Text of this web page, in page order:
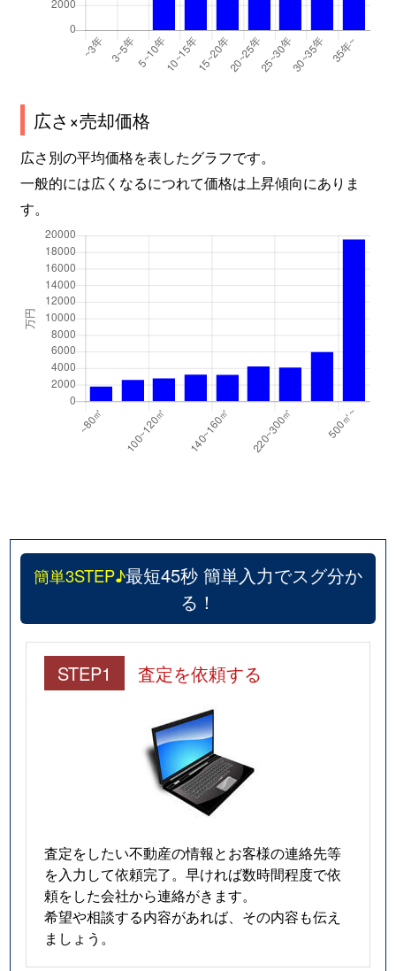
広さ×売却価格
広さ別の平均価格を表したグラフです。
一般的には広くなるにつれて価格は上昇傾向にありま
す。
簡単3STEP♪最短45秒 簡単入力でスグ分か
る！
STEP1 査定を依頼する
査定をしたい不動産の情報とお客様の連絡先等
を入力して依頼完了。早ければ数時間程度で依
頼をした会社から連絡がきます。
希望や相談する内容があれば、その内容も伝え
ましょう。